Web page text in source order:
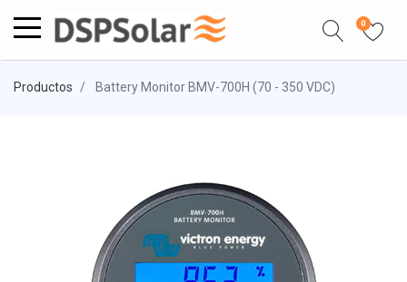
0
Productos Battery Monitor BMV-700H (70 - 350 VDC)